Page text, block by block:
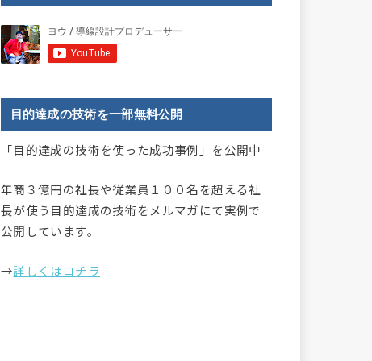
目的達成の技術を一部無料公開
「目的達成の技術を使った成功事例」を公開中
年商３億円の社長や従業員１００名を超える社
長が使う目的達成の技術をメルマガにて実例で
公開しています。
→詳しくはコチラ